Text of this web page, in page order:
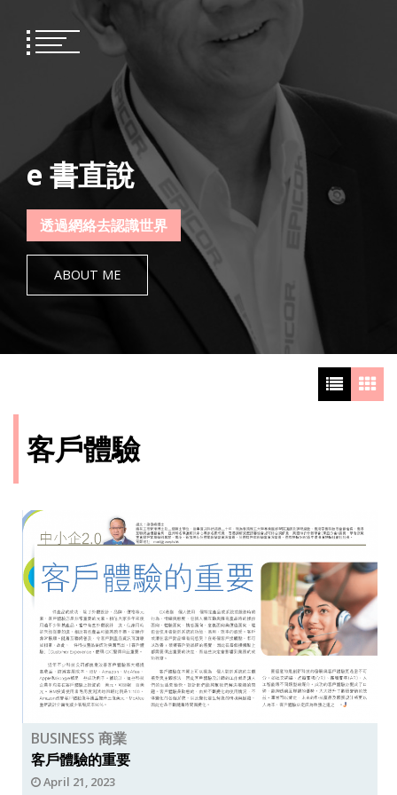
content
e 書直說
透過網絡去認識世界
ABOUT ME
客戶體驗
BUSINESS 商業
客戶體驗的重要
April 21, 2023